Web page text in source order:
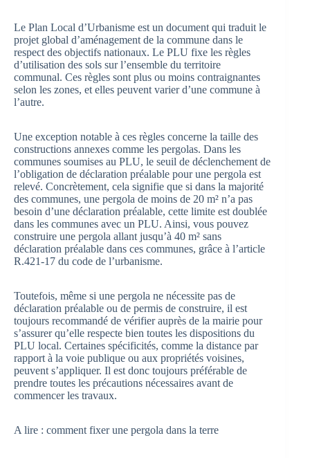
Le Plan Local d’Urbanisme est un document qui traduit le
projet global d’aménagement de la commune dans le
respect des objectifs nationaux. Le PLU fixe les règles
d’utilisation des sols sur l’ensemble du territoire
communal. Ces règles sont plus ou moins contraignantes
selon les zones, et elles peuvent varier d’une commune à
l’autre.
Une exception notable à ces règles concerne la taille des
constructions annexes comme les pergolas. Dans les
communes soumises au PLU, le seuil de déclenchement de
l’obligation de déclaration préalable pour une pergola est
relevé. Concrètement, cela signifie que si dans la majorité
des communes, une pergola de moins de 20 m² n’a pas
besoin d’une déclaration préalable, cette limite est doublée
dans les communes avec un PLU. Ainsi, vous pouvez
construire une pergola allant jusqu’à 40 m² sans
déclaration préalable dans ces communes, grâce à l’article
R.421-17 du code de l’urbanisme.
Toutefois, même si une pergola ne nécessite pas de
déclaration préalable ou de permis de construire, il est
toujours recommandé de vérifier auprès de la mairie pour
s’assurer qu’elle respecte bien toutes les dispositions du
PLU local. Certaines spécificités, comme la distance par
rapport à la voie publique ou aux propriétés voisines,
peuvent s’appliquer. Il est donc toujours préférable de
prendre toutes les précautions nécessaires avant de
commencer les travaux.
A lire : comment fixer une pergola dans la terre